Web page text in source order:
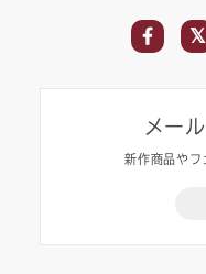
メー
新作商品やフ